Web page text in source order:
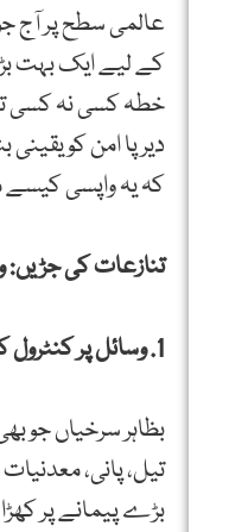
عالمی سطح پر آج
کے لیے ایک بہت
خطہ کسی نہ کسی
دیرپا امن کو
کہ یہ واپسی
تنازعات کی جڑیں:
1. وسائل پر کنٹرول کی جنگ:
بظاہر سرخیاں جو
تیل، پانی،
بڑے پیمانے پر